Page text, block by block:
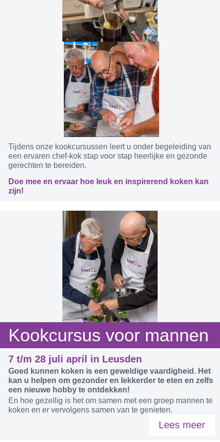
Tijdens onze kookcursussen leert u onder begeleiding van
een ervaren chef-kok stap voor stap heerlijke en gezonde
gerechten te bereiden.
Doe mee en ervaar hoe leuk en inspirerend koken kan
zijn!
Kookcursus voor mannen
7 t/m 28 juli april in Leusden
Goed kunnen koken is een geweldige vaardigheid. Het
kan u helpen om gezonder en lekkerder te eten en zelfs
een nieuwe hobby te ontdekken!
En hoe gezellig is het om samen met een groep mannen te
koken en er vervolgens samen van te genieten.
Lees meer